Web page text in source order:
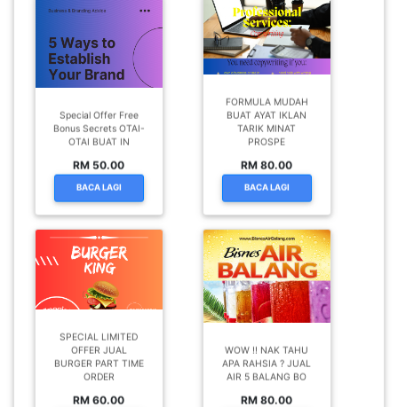
Special Offer Free
Bonus Secrets OTAI-
OTAI BUAT IN
RM 50.00
BACA LAGI
FORMULA MUDAH
BUAT AYAT IKLAN
TARIK MINAT
PROSPE
RM 80.00
BACA LAGI
SPECIAL LIMITED
OFFER JUAL
BURGER PART TIME
ORDER
RM 60.00
WOW !! NAK TAHU
APA RAHSIA ? JUAL
AIR 5 BALANG BO
RM 80.00